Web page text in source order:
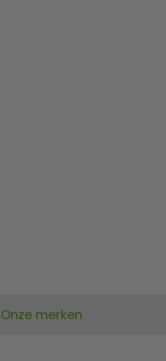
Onze merken